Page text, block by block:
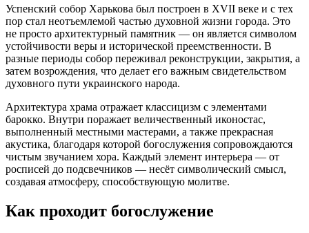
Успенский собор Харькова был построен в XVII веке и с тех
пор стал неотъемлемой частью духовной жизни города. Это
не просто архитектурный памятник — он является символом
устойчивости веры и исторической преемственности. В
разные периоды собор переживал реконструкции, закрытия, а
затем возрождения, что делает его важным свидетельством
духовного пути украинского народа.
Архитектура храма отражает классицизм с элементами
барокко. Внутри поражает величественный иконостас,
выполненный местными мастерами, а также прекрасная
акустика, благодаря которой богослужения сопровождаются
чистым звучанием хора. Каждый элемент интерьера — от
росписей до подсвечников — несёт символический смысл,
создавая атмосферу, способствующую молитве.
Как проходит богослужение